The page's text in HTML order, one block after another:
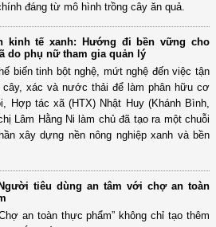
đáng từ mô hình trồng cây ăn quả.
kinh tế xanh: Hướng đi bền vững cho
do phụ nữ tham gia quản lý
biến tinh bột nghệ, mứt nghệ đến việc tận
cây, xác và nước thải để làm phân hữu cơ
Hợp tác xã (HTX) Nhật Huy (Khánh Bình,
Lâm Hằng Ni làm chủ đã tạo ra một chuỗi
xây dựng nền nông nghiệp xanh và bền
tiêu dùng an tâm với chợ an toàn
an toàn thực phẩm” không chỉ tạo thêm